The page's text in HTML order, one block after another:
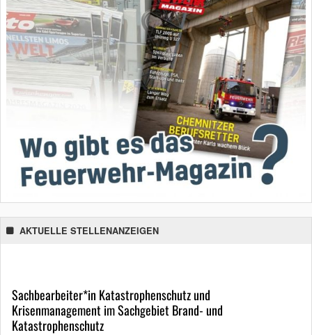
AKTUELLE STELLENANZEIGEN
Sachbearbeiter*in Katastrophenschutz und
Krisenmanagement im Sachgebiet Brand- und
Katastrophenschutz